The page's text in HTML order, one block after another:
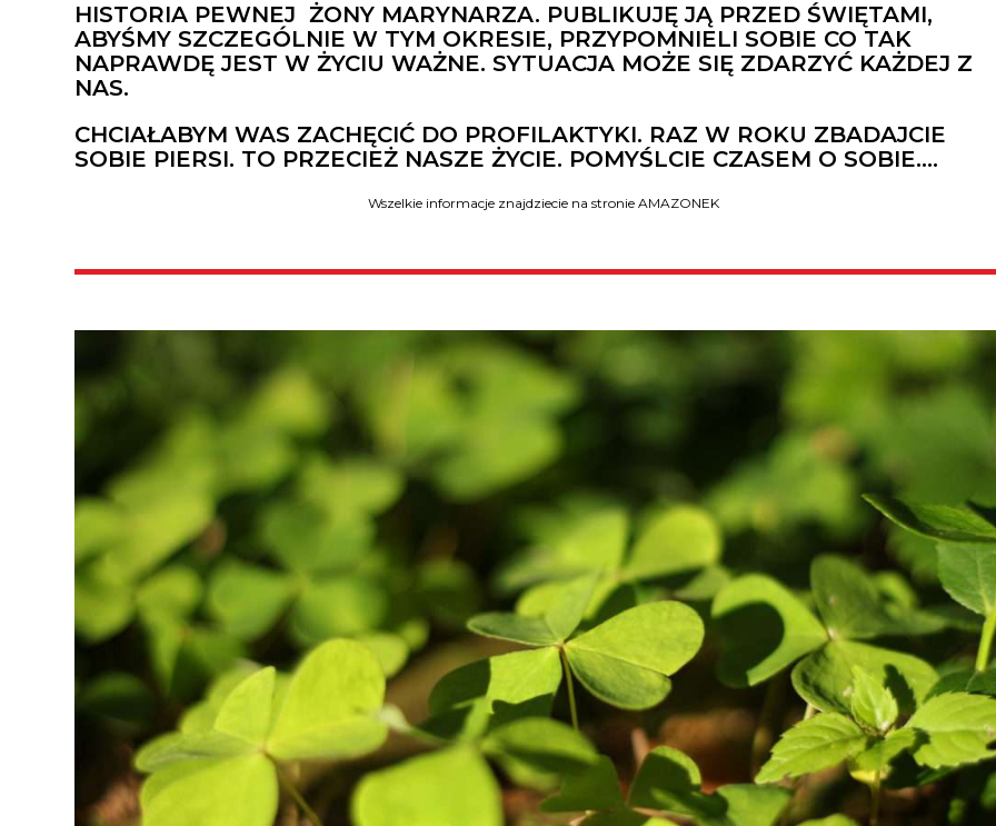
HISTORIA PEWNEJ ŻONY MARYNARZA. PUBLIKUJĘ JĄ PRZED ŚWIĘTAMI,
ABYŚMY SZCZEGÓLNIE W TYM OKRESIE, PRZYPOMNIELI SOBIE CO TAK
NAPRAWDĘ JEST W ŻYCIU WAŻNE. SYTUACJA MOŻE SIĘ ZDARZYĆ KAŻDEJ Z
NAS.
CHCIAŁABYM WAS ZACHĘCIĆ DO PROFILAKTYKI. RAZ W ROKU ZBADAJCIE
SOBIE PIERSI. TO PRZECIEŻ NASZE ŻYCIE. POMYŚLCIE CZASEM O SOBIE….
Wszelkie informacje znajdziecie na stronie AMAZONEK